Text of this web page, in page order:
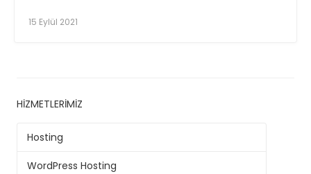
15 Eylül 2021
HIZMETLERIMIZ
Hosting
WordPress Hosting